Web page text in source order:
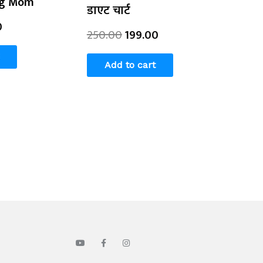
डाएट चार्ट
250.00199.00
Add to cart
Y
o
F
a
I
n